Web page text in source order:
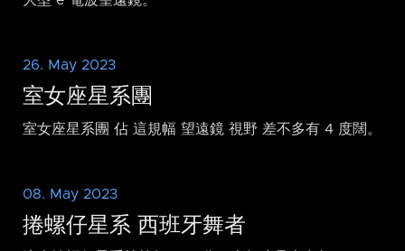
26. May 2023
室女座星系團
室女座星系團 佔 這規幅 望遠鏡 視野 差不多有 4 度闊。
08. May 2023
捲螺仔星系 西班牙舞者